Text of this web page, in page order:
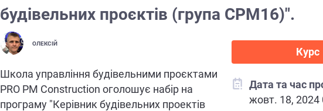
будівельних проєктів (група CPM16)".
ОЛЕКСІЙ
Школа управління будівельними проєктами
PRO PM Construction оголошує набір на
програму "Керівник будівельних проектів
Курс
Дата та час
жовт. 18, 2024